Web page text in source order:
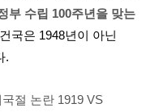
부 수립 100주년을 맞는
국은 1948년이 아닌
.
절 논란 1919 VS